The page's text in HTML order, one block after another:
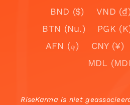
BND ($)
VND
BTN (Nu.)
PGK
AFN (؋)
CNY (¥)
MDL
RiseKarma is niet